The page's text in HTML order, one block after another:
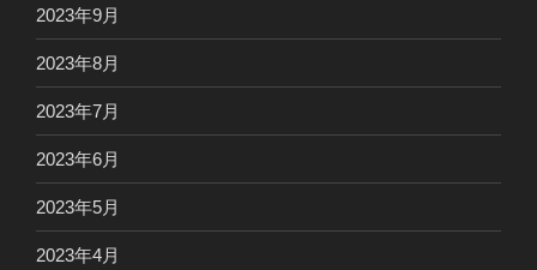
2023年9月
2023年8月
2023年7月
2023年6月
2023年5月
2023年4月